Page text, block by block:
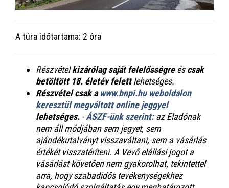
A túra időtartama: 2 óra
Részvételkizárólag saját felelősségreéscsak
betöltött 18. életév felettlehetséges.
Részvétel csak awww.bnpi.hu weboldalon
keresztül megváltott online jeggyel
lehetséges. - ÁSZF-ünk szerint: az Eladónak
nem áll módjában sem jegyet, sem
ajándékutalványt visszaváltani, sem a vásárlás
értékét visszatéríteni. A Vevő elállási jogot a
vásárlást követően nem gyakorolhat, tekintettel
arra, hogy szabadidős tevékenységekhez